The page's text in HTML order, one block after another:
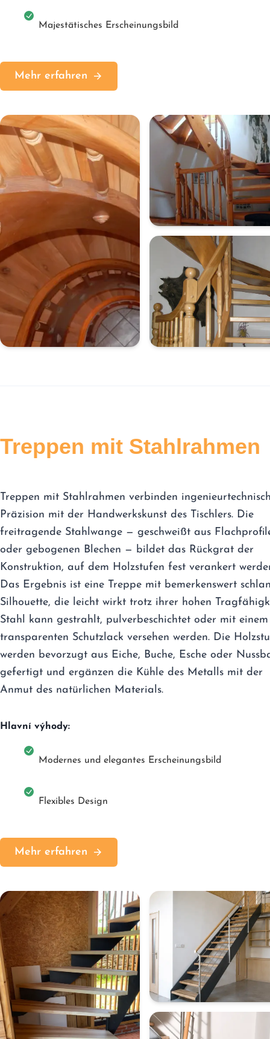
Majestätisches Erscheinungsbild
Mehr erfahren
Treppen mit Stahlrahmen
Treppen mit Stahlrahmen verbinden
Präzision mit der Handwerkskunst des Tischlers. Die
freitragende Stahlwange — geschweißt aus
oder gebogenen Blechen — bildet das Rückgrat der
Konstruktion, auf dem Holzstufen fest verankert
Das Ergebnis ist eine Treppe mit bemerkenswert
Silhouette, die leicht wirkt trotz ihrer hohen
Stahl kann gestrahlt, pulverbeschichtet oder mit einem
transparenten Schutzlack versehen werden. Die
werden bevorzugt aus Eiche, Buche, Esche oder
gefertigt und ergänzen die Kühle des Metalls mit der
Anmut des natürlichen Materials.
Hlavní výhody:
Modernes und elegantes Erscheinungsbild
Flexibles Design
Mehr erfahren